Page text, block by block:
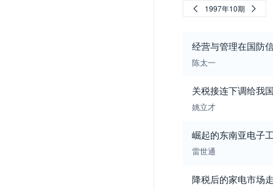
1997年10期
经营与管理在国防
陈太一
关税接连下调给我
姚立才
崛起的东南亚电子
雷世通
降税后的家电市场